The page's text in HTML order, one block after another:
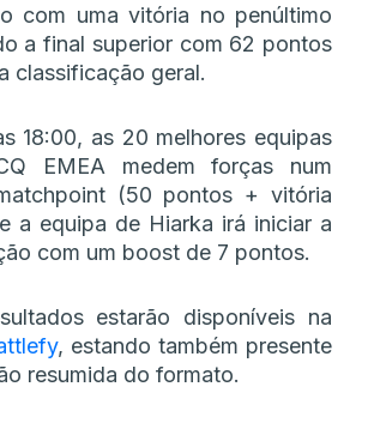
com uma vitória no penúltimo
a final superior com 62 pontos
classificação geral.
18:00, as 20 melhores equipas
EMEA medem forças num
(50 pontos + vitória
a equipa de Hiarka irá iniciar a
com um boost de 7 pontos.
estarão disponíveis na
, estando também presente
resumida do formato.